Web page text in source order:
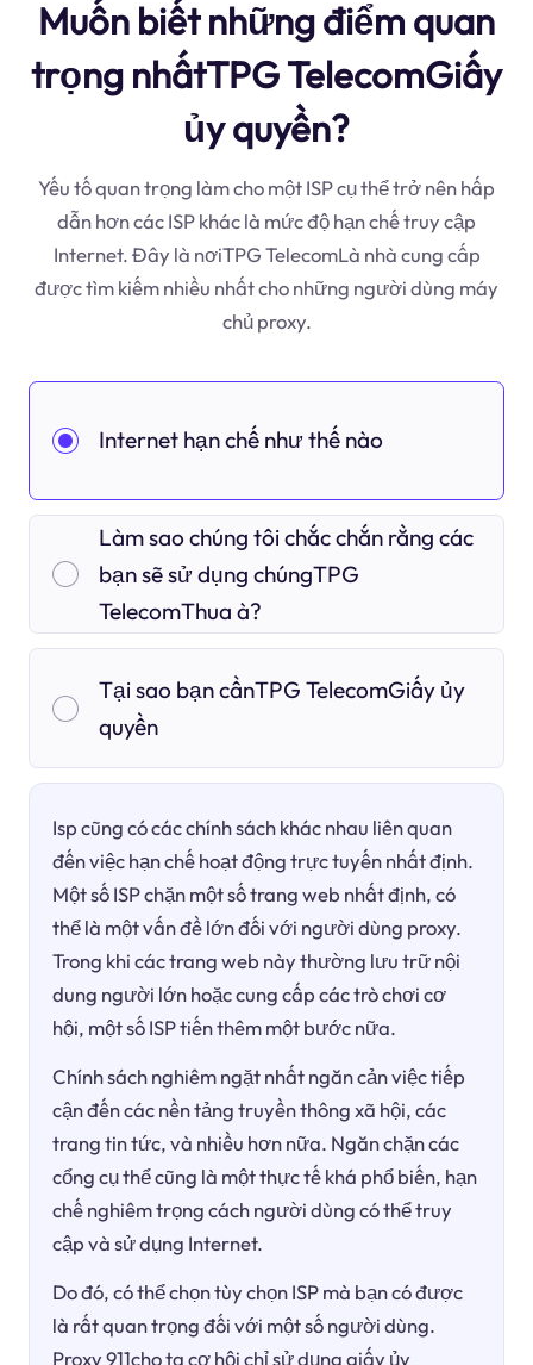
Muốn biết những điểm quan
trọng nhấtTPG TelecomGiấy
ủy quyền?
Yếu tố quan trọng làm cho một ISP cụ thể trở nên hấp
dẫn hơn các ISP khác là mức độ hạn chế truy cập
Internet. Đây là nơiTPG TelecomLà nhà cung cấp
được tìm kiếm nhiều nhất cho những người dùng máy
chủ proxy.
Internet hạn chế như thế nào
Làm sao chúng tôi chắc chắn rằng các
bạn sẽ sử dụng chúngTPG
TelecomThua à?
Tại sao bạn cầnTPG TelecomGiấy ủy
quyền
Isp cũng có các chính sách khác nhau liên quan
đến việc hạn chế hoạt động trực tuyến nhất định.
Một số ISP chặn một số trang web nhất định, có
thể là một vấn đề lớn đối với người dùng proxy.
Trong khi các trang web này thường lưu trữ nội
dung người lớn hoặc cung cấp các trò chơi cơ
hội, một số ISP tiến thêm một bước nữa.
Chính sách nghiêm ngặt nhất ngăn cản việc tiếp
cận đến các nền tảng truyền thông xã hội, các
trang tin tức, và nhiều hơn nữa. Ngăn chặn các
cổng cụ thể cũng là một thực tế khá phổ biến, hạn
chế nghiêm trọng cách người dùng có thể truy
cập và sử dụng Internet.
Do đó, có thể chọn tùy chọn ISP mà bạn có được
là rất quan trọng đối với một số người dùng.
Proxy 911cho ta cơ hội chỉ sử dụng giấy ủy